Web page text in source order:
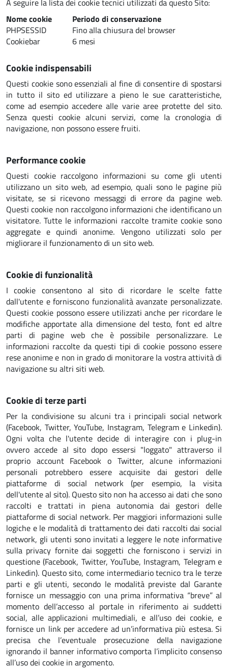
A seguire la lista dei cookie tecnici utilizzati da questo Sito:
Nome cookie
Periodo di conservazione
PHPSESSID
Fino alla chiusura del browser
Cookiebar
6 mesi
Cookie indispensabili
Questi cookie sono essenziali al fine di consentire di spostarsi
in tutto il sito ed utilizzare a pieno le sue caratteristiche,
come ad esempio accedere alle varie aree protette del sito.
Senza questi cookie alcuni servizi, come la cronologia di
navigazione, non possono essere fruiti.
Performance cookie
Questi cookie raccolgono informazioni su come gli utenti
utilizzano un sito web, ad esempio, quali sono le pagine più
visitate, se si ricevono messaggi di errore da pagine web.
Questi cookie non raccolgono informazioni che identificano un
visitatore. Tutte le informazioni raccolte tramite cookie sono
aggregate e quindi anonime. Vengono utilizzati solo per
migliorare il funzionamento di un sito web.
Cookie di funzionalità
I cookie consentono al sito di ricordare le scelte fatte
dall'utente e forniscono funzionalità avanzate personalizzate.
Questi cookie possono essere utilizzati anche per ricordare le
modifiche apportate alla dimensione del testo, font ed altre
parti di pagine web che è possibile personalizzare. Le
informazioni raccolte da questi tipi di cookie possono essere
rese anonime e non in grado di monitorare la vostra attività di
navigazione su altri siti web.
Cookie di terze parti
Per la condivisione su alcuni tra i principali social network
(Facebook, Twitter, YouTube, Instagram, Telegram e Linkedin).
Ogni volta che l'utente decide di interagire con i plug-in
ovvero accede al sito dopo essersi "loggato" attraverso il
proprio account Facebook o Twitter, alcune informazioni
personali potrebbero essere acquisite dai gestori delle
piattaforme di social network (per esempio, la visita
dell'utente al sito). Questo sito non ha accesso ai dati che sono
raccolti e trattati in piena autonomia dai gestori delle
piattaforme di social network. Per maggiori informazioni sulle
logiche e le modalità di trattamento dei dati raccolti dai social
network, gli utenti sono invitati a leggere le note informative
sulla privacy fornite dai soggetti che forniscono i servizi in
questione (Facebook, Twitter, YouTube, Instagram, Telegram e
Linkedin). Questo sito, come intermediario tecnico tra le terze
parti e gli utenti, secondo le modalità previste dal Garante
fornisce un messaggio con una prima informativa “breve” al
momento dell’accesso al portale in riferimento ai suddetti
social, alle applicazioni multimediali, e all’uso dei cookie, e
fornisce un link per accedere ad un’informativa più estesa. Si
precisa che l’eventuale prosecuzione della navigazione
ignorando il banner informativo comporta l’implicito consenso
all’uso dei cookie in argomento.